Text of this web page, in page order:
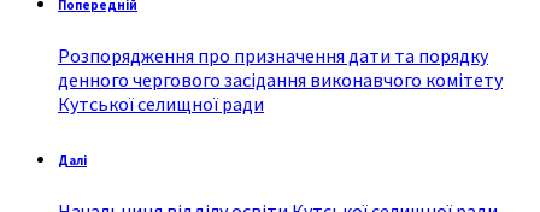
Попередній
Розпорядження про призначення дати та порядку
денного чергового засідання виконавчого комітету
Кутської селищної ради
Далі